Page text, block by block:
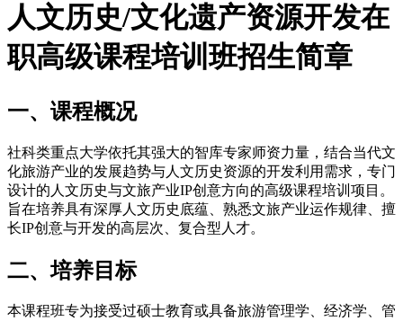
人文历史/文化遗产资源开发在
职高级课程培训班招生简章
一、课程概况
社科类重点大学依托其强大的智库专家师资力量，结合当代文
化旅游产业的发展趋势与人文历史资源的开发利用需求，专门
设计的人文历史与文旅产业IP创意方向的高级课程培训项目。
旨在培养具有深厚人文历史底蕴、熟悉文旅产业运作规律、擅
长IP创意与开发的高层次、复合型人才。
二、培养目标
本课程班专为接受过硕士教育或具备旅游管理学、经济学、管